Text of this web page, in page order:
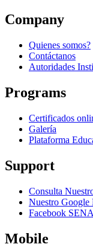
Company
Quienes somos?
Contáctanos
Autoridades
Programs
Certificados
Galería
Plataforma
Support
Consulta
Nuestro Google
Facebook
Mobile